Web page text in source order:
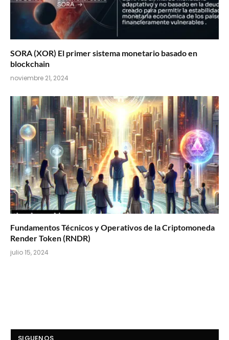
SORA (XOR) El primer sistema monetario basado en
blockchain
noviembre 21, 2024
Fundamentos Técnicos y Operativos de la Criptomoneda
Render Token (RNDR)
julio 15, 2024